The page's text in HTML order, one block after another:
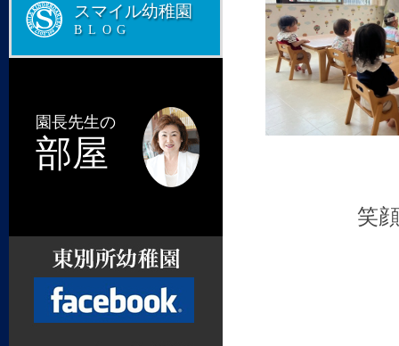
笑
スマイル幼稚園
BLOG
園長先生の
部屋